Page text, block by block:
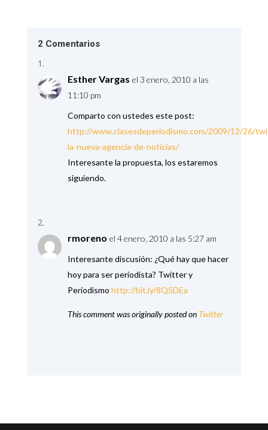
2 Comentarios
Esther Vargas el 3 enero, 2010 a las
11:10 pm
Comparto con ustedes este post:
http://www.clasesdeperiodismo.com/2009/12/26/
la-nueva-agencia-de-noticias/
Interesante la propuesta, los estaremos
siguiendo.
rmoreno el 4 enero, 2010 a las 5:27 am
Interesante discusión: ¿Qué hay que hacer
hoy para ser periodista? Twitter y
Periodismo http://bit.ly/8Q5DEa
This comment was originally posted on Twitter